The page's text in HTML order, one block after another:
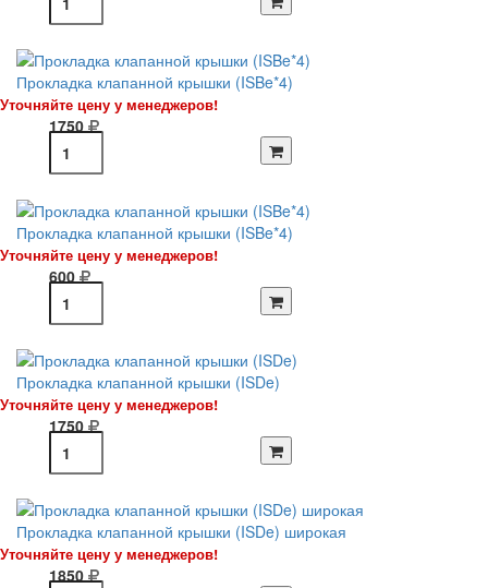
Прокладка клапанной крышки (ISBe*4)
Уточняйте цену у менеджеров!
1750
Прокладка клапанной крышки (ISBe*4)
Уточняйте цену у менеджеров!
600
Прокладка клапанной крышки (ISDe)
Уточняйте цену у менеджеров!
1750
Прокладка клапанной крышки (ISDe) широкая
Уточняйте цену у менеджеров!
1850